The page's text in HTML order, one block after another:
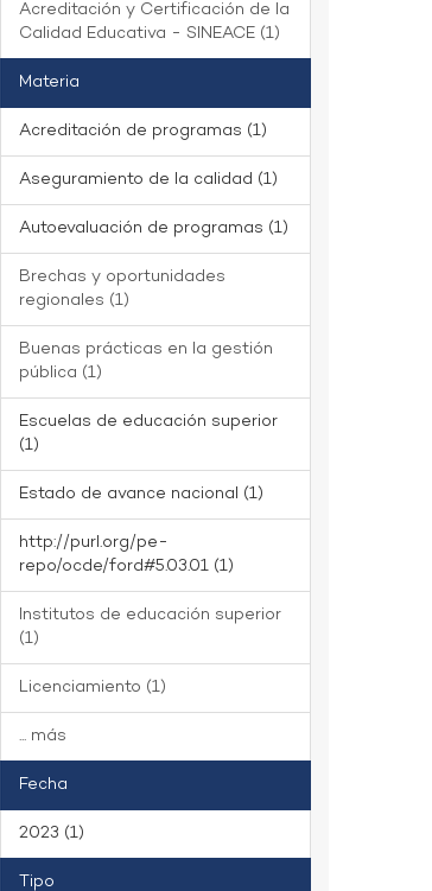
Acreditación y Certificación de la
Calidad Educativa - SINEACE (1)
Materia
Acreditación de programas (1)
Aseguramiento de la calidad (1)
Autoevaluación de programas (1)
Brechas y oportunidades
regionales (1)
Buenas prácticas en la gestión
pública (1)
Escuelas de educación superior
(1)
Estado de avance nacional (1)
http://purl.org/pe-
repo/ocde/ford#5.03.01 (1)
Institutos de educación superior
(1)
Licenciamiento (1)
... más
Fecha
2023 (1)
Tipo